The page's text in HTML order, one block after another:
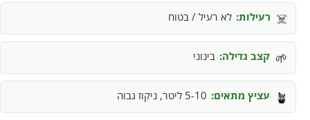
☠️ רעילות: לא רעיל / בטוח
🌱 קצב גדילה: בינוני
🪴 עציץ מתאים: 5-10 ליטר, ניקוז גבוה